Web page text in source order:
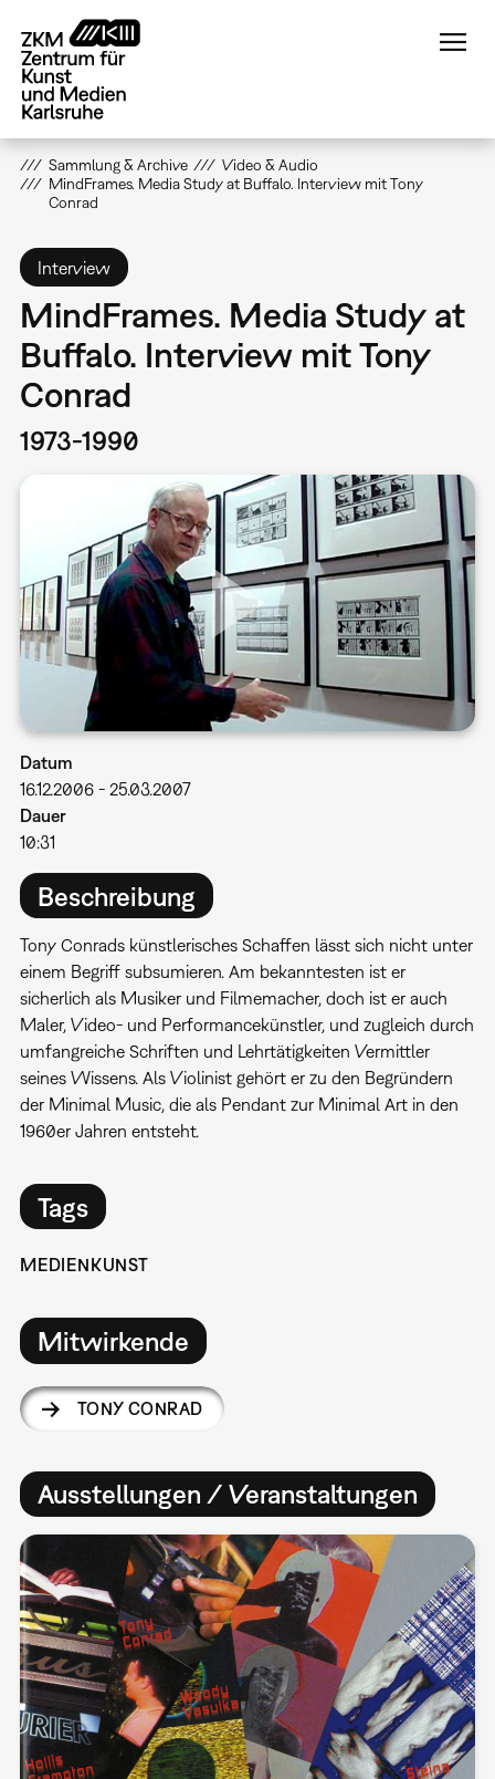
zum
Inhalt
Sammlung & Archive
Video & Audio
MindFrames. Media Study at Buffalo. Interview mit Tony
Conrad
Interview
MindFrames. Media Study at
Buffalo. Interview mit Tony
Conrad
1973-1990
Datum
16.12.2006- 25.03.2007
Dauer
10:31
Beschreibung
Tony Conrads künstlerisches Schaffen lässt sich nicht unter
einem Begriff subsumieren. Am bekanntesten ist er
sicherlich als Musiker und Filmemacher, doch ist er auch
Maler, Video- und Performancekünstler, und zugleich durch
umfangreiche Schriften und Lehrtätigkeiten Vermittler
seines Wissens. Als Violinist gehört er zu den Begründern
der Minimal Music, die als Pendant zur Minimal Art in den
1960er Jahren entsteht.
Tags
MEDIENKUNST
Mitwirkende
TONY CONRAD
Ausstellungen / Veranstaltungen